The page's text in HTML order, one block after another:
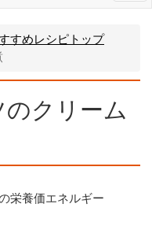
すめレシピトップ
クリーム
栄養価エネルギー